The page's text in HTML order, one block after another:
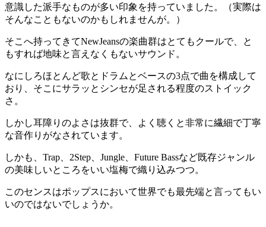
意識した派手なものが多い印象を持っていました。（実際は
そんなこともないのかもしれませんが。）
そこへ持ってきてNewJeansの楽曲群はとてもクールで、と
もすれば地味と言えなくもないサウンド。
なにしろほとんど歌とドラムとベースの3点で曲を構成して
おり、そこにサラッとシンセが足される程度のストイック
さ。
しかし耳障りのよさは抜群で、よく聴くと非常に繊細で丁寧
な音作りがなされています。
しかも、Trap、2Step、Jungle、Future Bassなど既存ジャンル
の美味しいところをいい塩梅で織り込みつつ。
このセンスはポップスにおいて世界でも最先端と言ってもい
いのではないでしょうか。